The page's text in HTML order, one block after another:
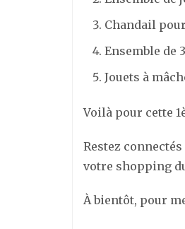
Chandail
Ensemble de
Jouets à
Voilà pour cette
Restez
votre shopping
À bientôt, pour